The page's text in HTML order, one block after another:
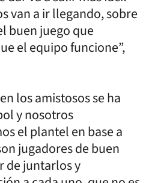
van a ir llegando, sobre
buen juego que
el equipo funcione”,
los amistosos se ha
y nosotros
el plantel en base a
jugadores de buen
de juntarlos y